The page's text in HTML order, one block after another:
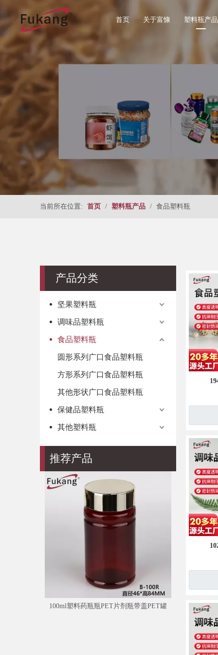
首页 关于富慷 塑料瓶产品
食品塑料
直圆形系
方形系列
当前所在位置: 首页 / 塑料瓶产品 / 食品塑料瓶
产品分类
坚果塑料瓶
调味品塑料瓶
食品塑料瓶
圆形系列广口食品塑料瓶
方形系列广口食品塑料瓶
其他形状广口食品塑料瓶
保健品塑料瓶
其他塑料瓶
推荐产品
100ml塑料药瓶瓶PET片剂瓶带盖PET罐
200